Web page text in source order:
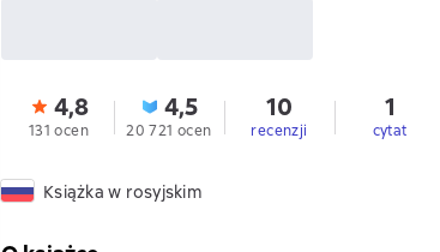
4,8
131 ocen
4,5
20 721 ocen
10
recenzji
1
cytat
Książka w rosyjskim